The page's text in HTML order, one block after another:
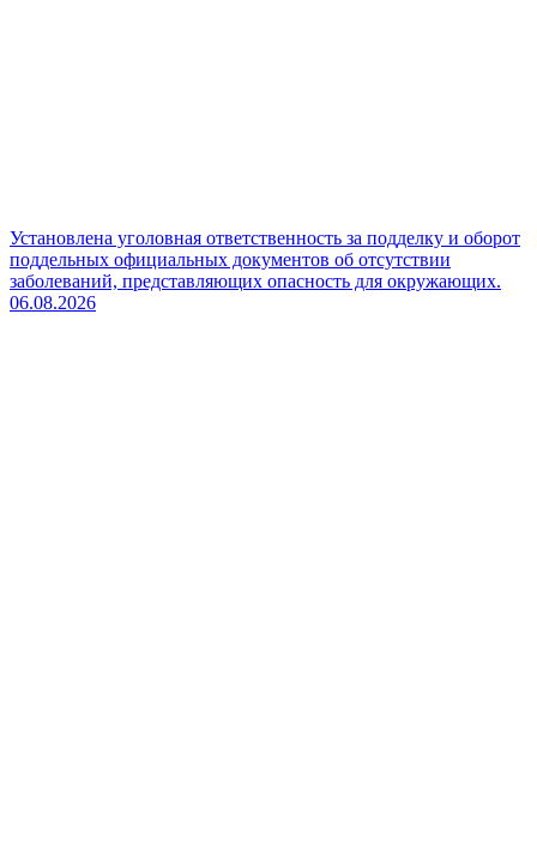
Установлена уголовная ответственность за подделку и оборот
поддельных официальных документов об отсутствии
заболеваний, представляющих опасность для окружающих.
06.08.2026